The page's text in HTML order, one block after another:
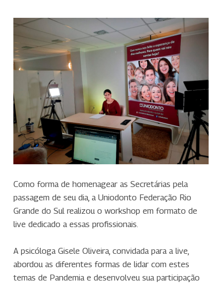
Como forma de homenagear as Secretárias pela
passagem de seu dia, a Uniodonto Federação Rio
Grande do Sul realizou o workshop em formato de
live dedicado a essas profissionais.
A psicóloga Gisele Oliveira, convidada para a live,
abordou as diferentes formas de lidar com estes
temas de Pandemia e desenvolveu sua participação